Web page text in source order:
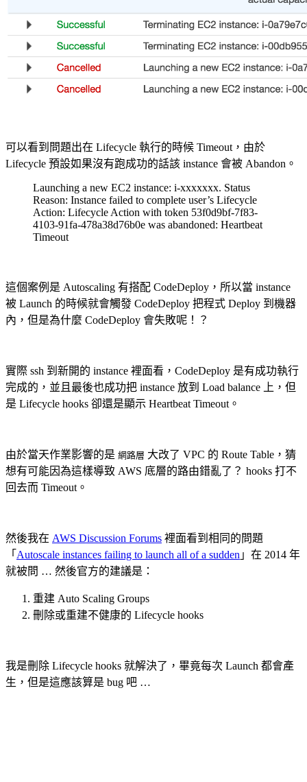
可以看到問題出在 Lifecycle 執行的時候 Timeout，由於
Lifecycle 預設如果沒有跑成功的話該 instance 會被 Abandon。
Launching a new EC2 instance: i-xxxxxxx. Status
Reason: Instance failed to complete user’s Lifecycle
Action: Lifecycle Action with token 53f0d9bf-7f83-
4103-91fa-478a38d76b0e was abandoned: Heartbeat
Timeout
這個案例是 Autoscaling 有搭配 CodeDeploy，所以當 instance
被 Launch 的時候就會觸發 CodeDeploy 把程式 Deploy 到機器
內，但是為什麼 CodeDeploy 會失敗呢！？
實際 ssh 到新開的 instance 裡面看，CodeDeploy 是有成功執行
完成的，並且最後也成功把 instance 放到 Load balance 上，但
是 Lifecycle hooks 卻還是顯示 Heartbeat Timeout。
由於當天作業影響的是 網路層 大改了 VPC 的 Route Table，猜
想有可能因為這樣導致 AWS 底層的路由錯亂了？ hooks 打不
回去而 Timeout。
然後我在 AWS Discussion Forums 裡面看到相同的問題
「 Autoscale instances failing to launch all of a sudden 」在 2014 年
就被問 … 然後官方的建議是：
重建 Auto Scaling Groups
刪除或重建不健康的 Lifecycle hooks
我是刪除 Lifecycle hooks 就解決了，畢竟每次 Launch 都會產
生，但是這應該算是 bug 吧 …